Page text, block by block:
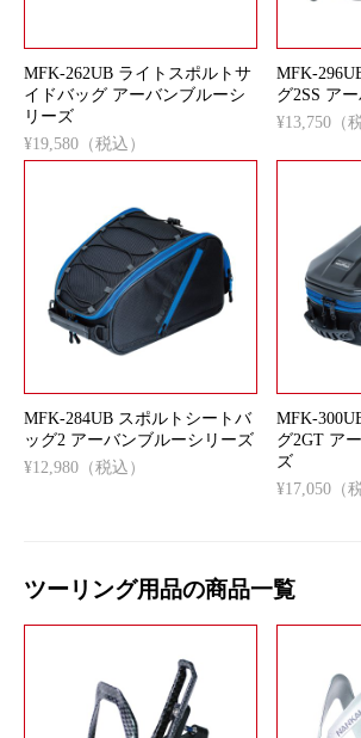
MFK-262UB ライトスポルトサ
イドバッグ アーバンブルーシ
リーズ
¥19,580（税込）
MFK-
グ2SS ア
¥13,750（
MFK-284UB スポルトシートバ
ッグ2 アーバンブルーシリーズ
¥12,980（税込）
MFK-
グ2GT ア
ズ
¥17,050（
ツーリング用品の商品一覧